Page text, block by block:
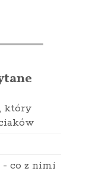
który
co z nimi